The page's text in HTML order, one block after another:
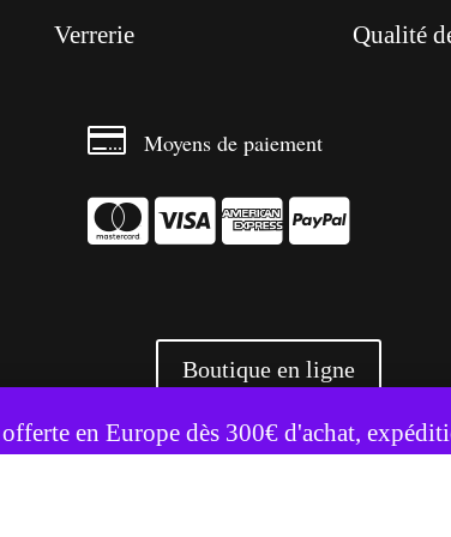
en Europe dès 300€ d'achat,
Verrerie Qualité
 Moyens de paiement
  
Boutique en ligne
+ 3500 références livrées partout en
utilise des cookies pour améliorer votre expérience. Accepter